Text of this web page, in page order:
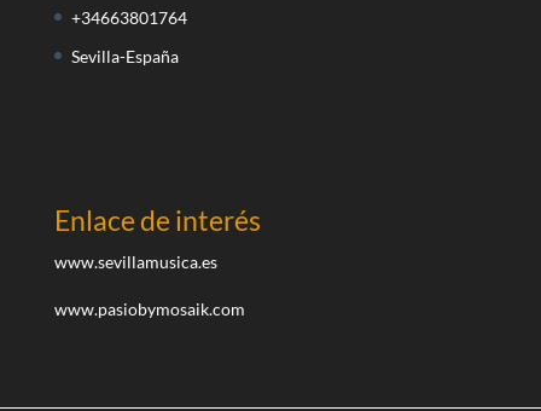
+34663801764
Sevilla-España
Enlace de interés
www.sevillamusica.es
www.pasiobymosaik.com